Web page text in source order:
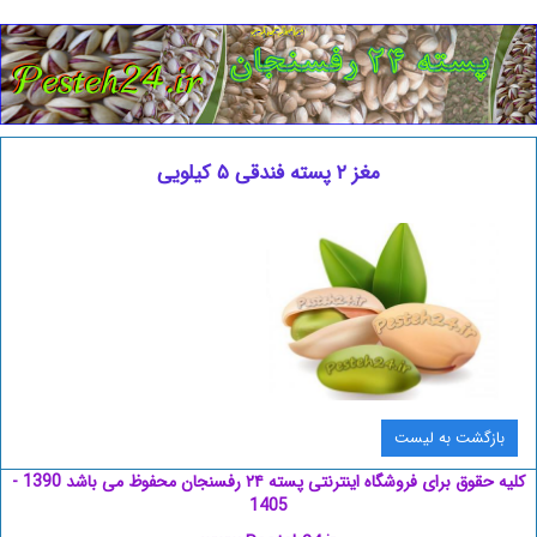
مغز ۲ پسته فندقی ۵ کیلویی
بازگشت به ليست
کلیه حقوق برای فروشگاه اینترنتی پسته ۲۴ رفسنجان محفوظ می باشد 1390 -
1405